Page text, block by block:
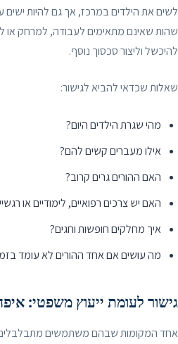
לשים את הילדים במרכז, אך גם להיות ישים
שהות שאינם מתאימים לעבודה, למרחק או
להיכשל וליצור סכסוך נוסף.
שאלות שכדאי להביא לגישור:
מהי שגרת הילדים היום?
אילו מעברים קשים להם?
האם ההורים גרים קרוב?
האם יש צרכים רפואיים, לימודיים או
איך מחלקים חופשות וחגים?
מה עושים אם אחד ההורים לא עומד
גישור לעומת ייעוץ משפטי:
אחד המקומות שבהם משתמשים